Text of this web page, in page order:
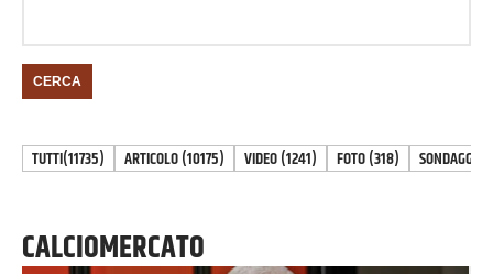
CERCA
TUTTI(11735) ARTICOLO(10175) VIDEO(1241) FOTO(318) SONDAGGIO
CALCIOMERCATO